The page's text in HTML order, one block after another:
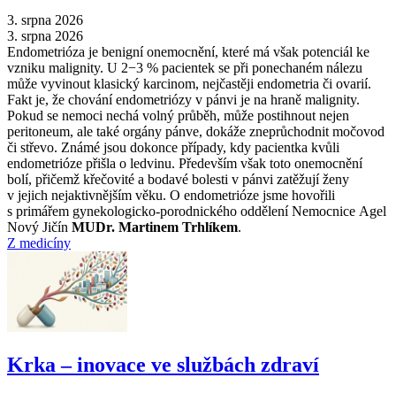
3. srpna 2026
3. srpna 2026
Endometrióza je benigní onemocnění, které má však potenciál ke
vzniku malignity. U 2−3 % pacientek se při ponechaném nálezu
může vyvinout klasický karcinom, nejčastěji endometria či ovarií.
Fakt je, že chování endometriózy v pánvi je na hraně malignity.
Pokud se nemoci nechá volný průběh, může postihnout nejen
peritoneum, ale také orgány pánve, dokáže zneprůchodnit močovod
či střevo. Známé jsou dokonce případy, kdy pacientka kvůli
endometrióze přišla o ledvinu. Především však toto onemocnění
bolí, přičemž křečovité a bodavé bolesti v pánvi zatěžují ženy
v jejich nejaktivnějším věku. O endometrióze jsme hovořili
s primářem gynekologicko-porodnického oddělení Nemocnice Agel
Nový Jičín MUDr. Martinem Trhlíkem.
Z medicíny
Krka –⁠ inovace ve službách zdraví